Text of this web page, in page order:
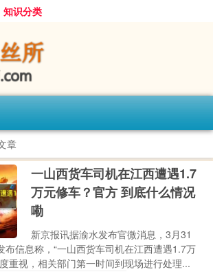
知识分类
章
一山西货车司机在江西遭遇1.7
万元修车？官方 到底什么情况
嘞
新京报讯据渝水发布官微消息，3月31
布信息称，“一山西货车司机在江西遭遇1.7万
重视，相关部门第一时间到现场进行处理...